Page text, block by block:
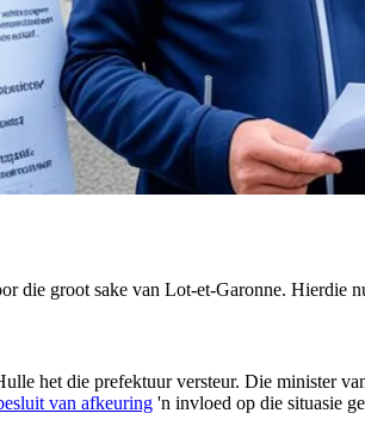
groot sake van Lot-et-Garonne. Hierdie
het die prefektuur versteur. Die minister
van afkeuring 'n invloed op die situasie